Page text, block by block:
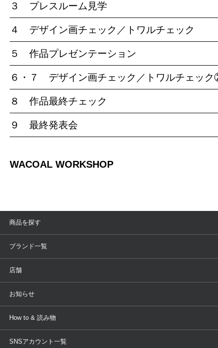
３ プレスルーム見学
４ デザイン画チェック／トワルチェック
５ 作品プレゼンテーション
６・７ デザイン画チェック／トワルチェッ
８ 作品最終チェック
９ 最終発表会
WACOAL WORKSHOP
商品を探す
アイテム
トピックス
ブランド一覧
WACOAL
AMPHI une nana cool
OUR WACOAL
店舗
店舗を探す
ブラ無料診断
お知らせ
新着情報
How to & 読み物
下着の基礎知識
SNSアカウント一覧